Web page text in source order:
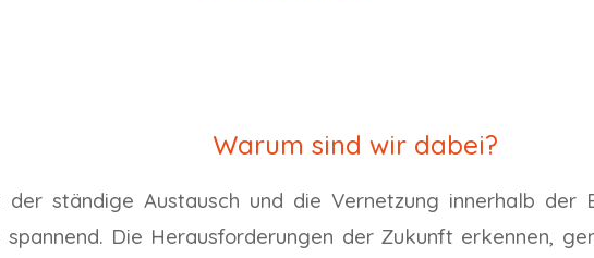
Warum sind wir dabei?
ständige Austausch und die Vernetzung innerhalb der
Die Herausforderungen der Zukunft erkennen,